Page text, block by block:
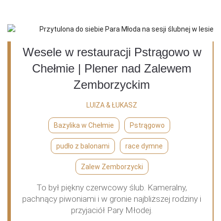
Wesele w restauracji Pstrągowo w
Chełmie | Plener nad Zalewem
Zemborzyckim
LUIZA & ŁUKASZ
Bazylika w Chełmie Pstrągowo
pudło z balonami race dymne
Zalew Zemborzycki
To był piękny czerwcowy ślub. Kameralny,
pachnący piwoniami i w gronie najbliższej rodziny i
przyjaciół Pary Młodej.